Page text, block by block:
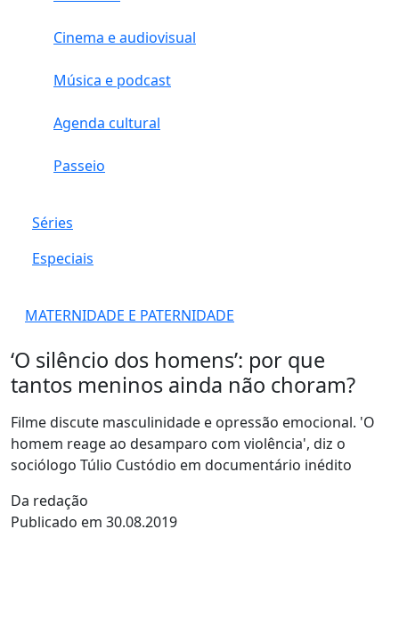
Cinema e audiovisual
Música e podcast
Agenda cultural
Passeio
Séries
Especiais
MATERNIDADE E PATERNIDADE
‘O silêncio dos homens’: por que
tantos meninos ainda não choram?
Filme discute masculinidade e opressão emocional. 'O
homem reage ao desamparo com violência', diz o
sociólogo Túlio Custódio em documentário inédito
Da redação
Publicado em 30.08.2019